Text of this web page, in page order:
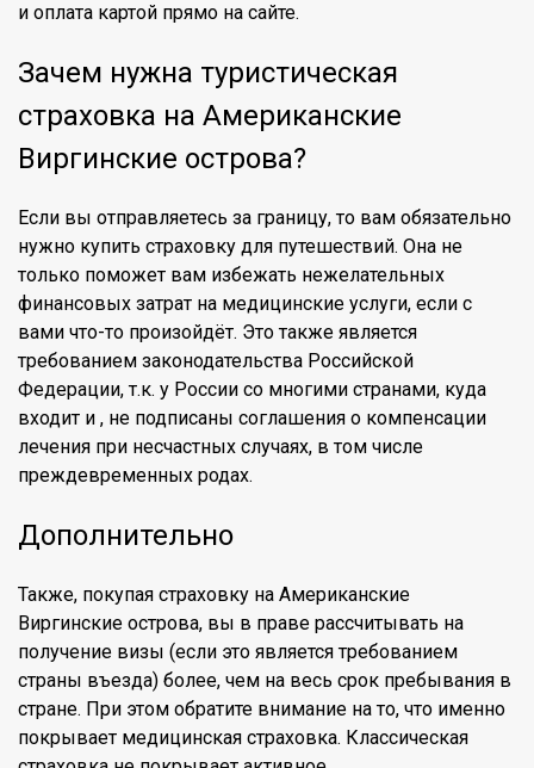
и оплата картой прямо на сайте.
Зачем нужна туристическая
страховка на Американские
Виргинские острова?
Если вы отправляетесь за границу, то вам обязательно
нужно купить страховку для путешествий. Она не
только поможет вам избежать нежелательных
финансовых затрат на медицинские услуги, если с
вами что-то произойдёт. Это также является
требованием законодательства Российской
Федерации, т.к. у России со многими странами, куда
входит и , не подписаны соглашения о компенсации
лечения при несчастных случаях, в том числе
преждевременных родах.
Дополнительно
Также, покупая страховку на Американские
Виргинские острова, вы в праве рассчитывать на
получение визы (если это является требованием
страны въезда) более, чем на весь срок пребывания в
стране. При этом обратите внимание на то, что именно
покрывает медицинская страховка. Классическая